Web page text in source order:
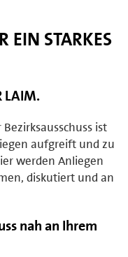
EIN STARKES
LAIM.
ist
aufgreift und zu
werden Anliegen
diskutiert und an
nah an Ihrem